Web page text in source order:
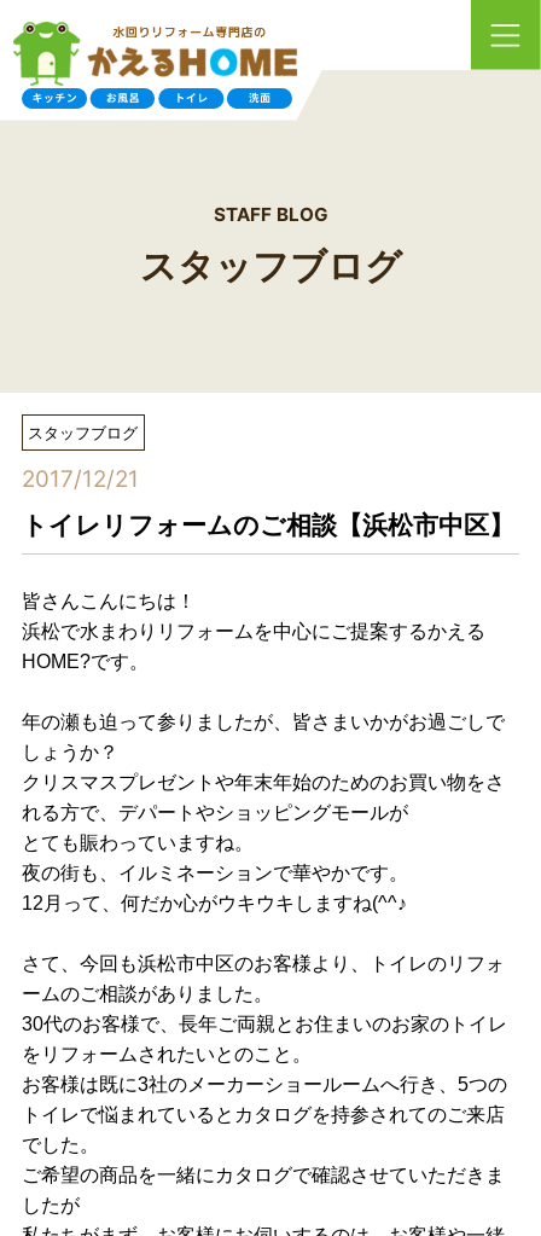
STAFF BLOG
スタッフブログ
スタッフブログ
2017/12/21
トイレリフォームのご相談【浜松市中区】
皆さんこんにちは！
浜松で水まわりリフォームを中心にご提案するかえる
HOME?です。
年の瀬も迫って参りましたが、皆さまいかがお過ごしで
しょうか？
クリスマスプレゼントや年末年始のためのお買い物をさ
れる方で、デパートやショッピングモールが
とても賑わっていますね。
夜の街も、イルミネーションで華やかです。
12月って、何だか心がウキウキしますね(^^♪
さて、今回も浜松市中区のお客様より、トイレのリフォ
ームのご相談がありました。
30代のお客様で、長年ご両親とお住まいのお家のトイレ
をリフォームされたいとのこと。
お客様は既に3社のメーカーショールームへ行き、5つの
トイレで悩まれているとカタログを持参されてのご来店
でした。
ご希望の商品を一緒にカタログで確認させていただきま
したが